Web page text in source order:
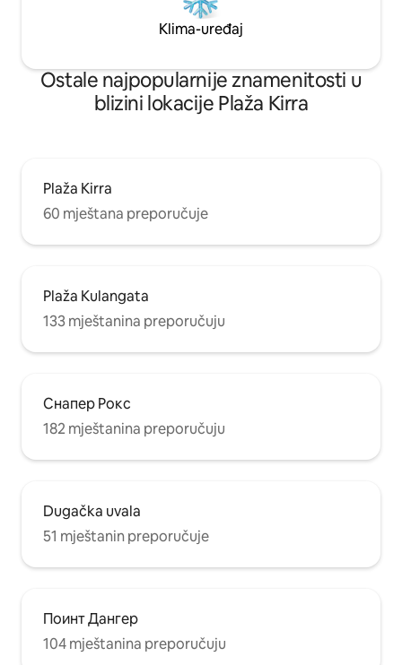
Klima-uređaj
Ostale najpopularnije znamenitosti u
blizini lokacije Plaža Kirra
Plaža Kirra
60 mještana preporučuje
Plaža Kulangata
133 mještanina preporučuju
Снапер Рокс
182 mještanina preporučuju
Dugačka uvala
51 mještanin preporučuje
Поинт Дангер
104 mještanina preporučuju